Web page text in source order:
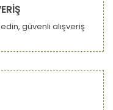
güvenli alışveriş